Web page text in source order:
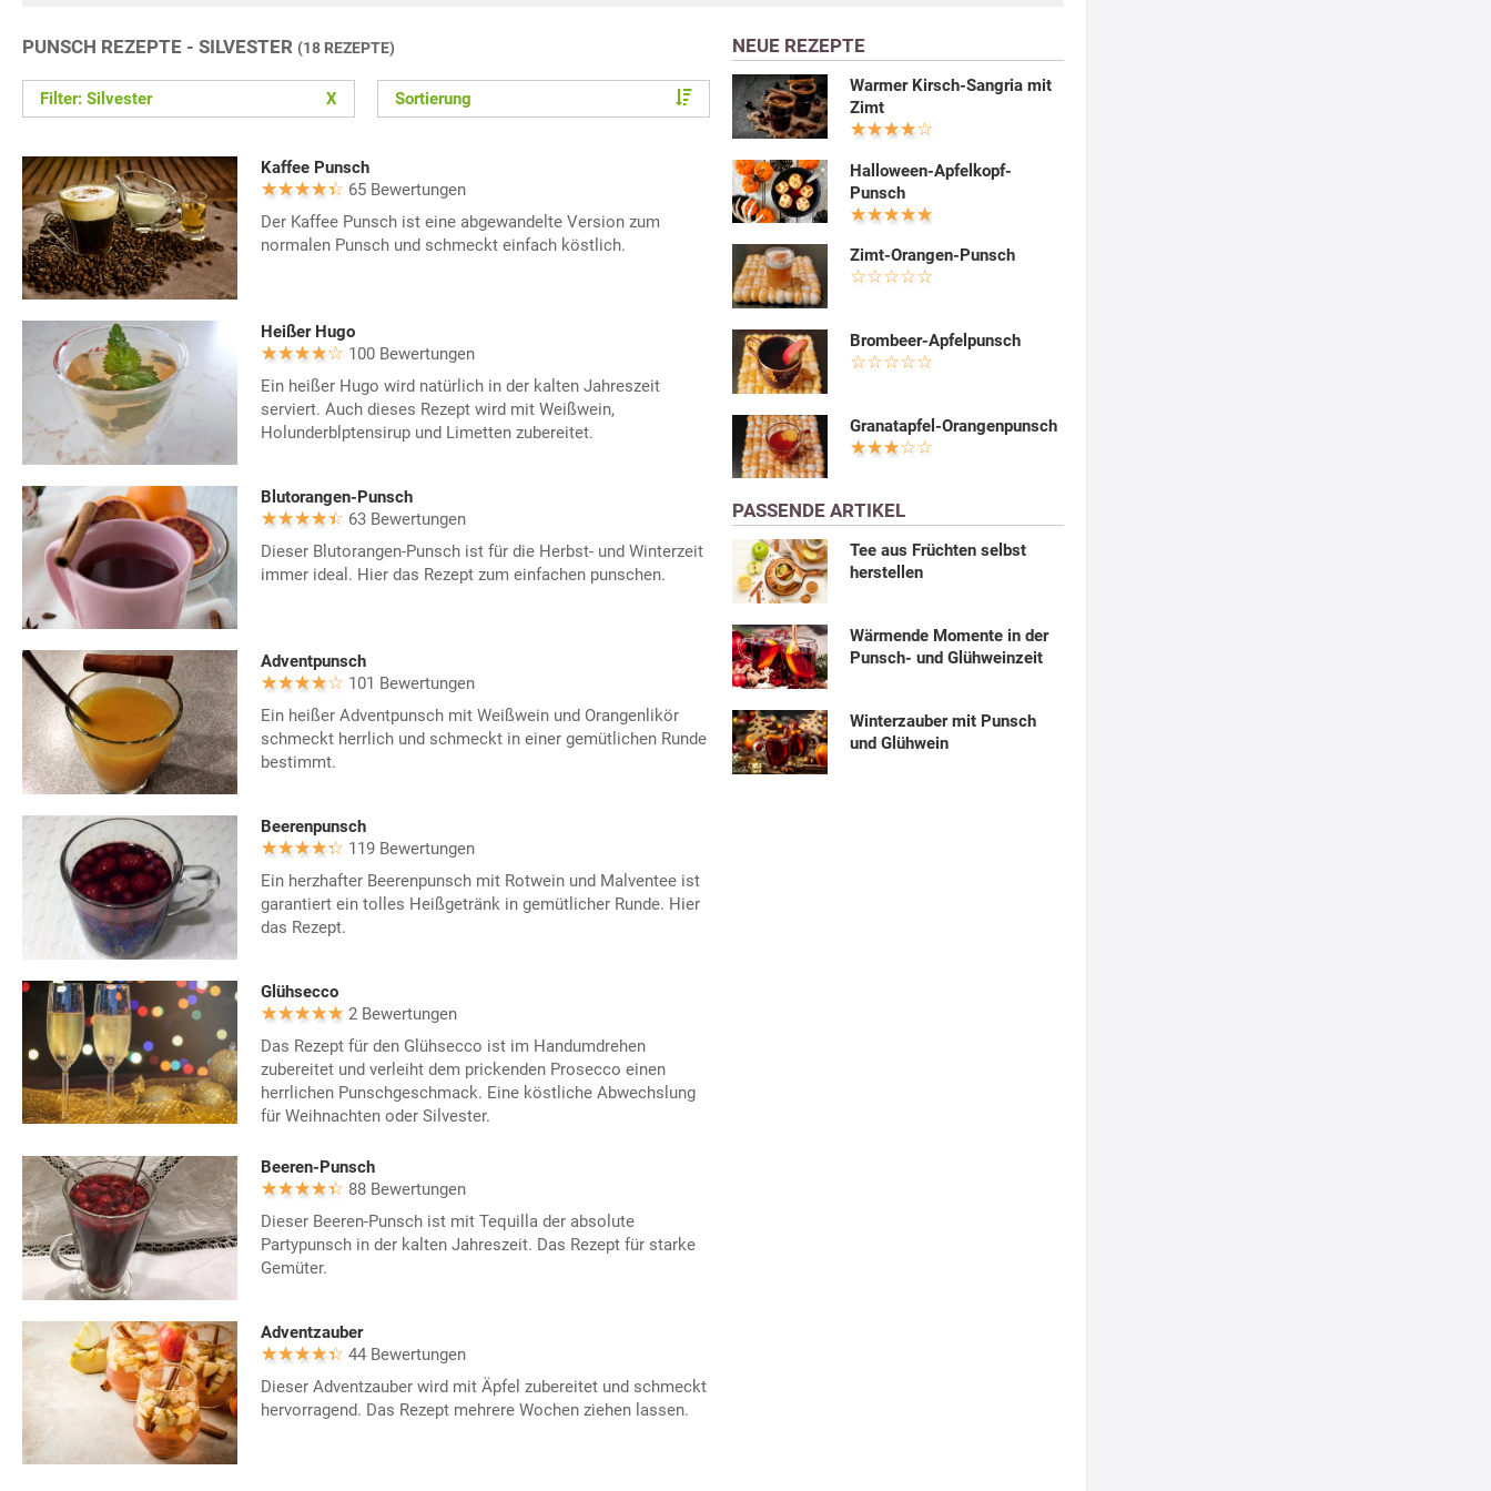
PUNSCH REZEPTE - SILVESTER (18 REZEPTE)
Filter: Silvester X Sortierung
Kaffee Punsch
65 Bewertungen
Der Kaffee Punsch ist eine abgewandelte Version zum
normalen Punsch und schmeckt einfach köstlich.
Heißer Hugo
100 Bewertungen
Ein heißer Hugo wird natürlich in der kalten Jahreszeit
serviert. Auch dieses Rezept wird mit Weißwein,
Holunderblptensirup und Limetten zubereitet.
Blutorangen-Punsch
63 Bewertungen
Dieser Blutorangen-Punsch ist für die Herbst- und Winterzeit
immer ideal. Hier das Rezept zum einfachen punschen.
Adventpunsch
101 Bewertungen
Ein heißer Adventpunsch mit Weißwein und Orangenlikör
schmeckt herrlich und schmeckt in einer gemütlichen Runde
bestimmt.
Beerenpunsch
119 Bewertungen
Ein herzhafter Beerenpunsch mit Rotwein und Malventee ist
garantiert ein tolles Heißgetränk in gemütlicher Runde. Hier
das Rezept.
Glühsecco
2 Bewertungen
Das Rezept für den Glühsecco ist im Handumdrehen
zubereitet und verleiht dem prickenden Prosecco einen
herrlichen Punschgeschmack. Eine köstliche Abwechslung
für Weihnachten oder Silvester.
Beeren-Punsch
88 Bewertungen
Dieser Beeren-Punsch ist mit Tequilla der absolute
Partypunsch in der kalten Jahreszeit. Das Rezept für starke
Gemüter.
Adventzauber
44 Bewertungen
Dieser Adventzauber wird mit Äpfel zubereitet und schmeckt
hervorragend. Das Rezept mehrere Wochen ziehen lassen.
NEUE REZEPTE
Warmer Kirsch-Sangria mit
Zimt
Halloween-Apfelkopf-
Punsch
Zimt-Orangen-Punsch
Brombeer-Apfelpunsch
Granatapfel-Orangenpunsch
PASSENDE ARTIKEL
Tee aus Früchten selbst
herstellen
Wärmende Momente in der
Punsch- und Glühweinzeit
Winterzauber mit Punsch
und Glühwein